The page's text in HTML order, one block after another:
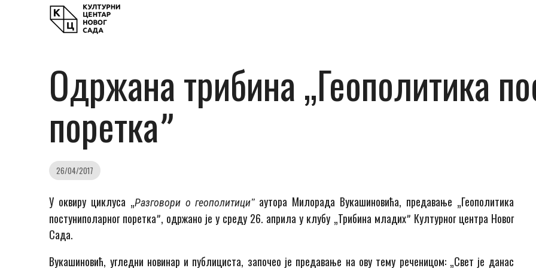
Одржана трибина „Геополитика
пореткаˮ
26/04/2017
У оквиру циклуса „Разговори о геополитициˮ аутора Милорада Вукашиновића, предавање „Геополитика
постуниполарног пореткаˮ, одржано јеу среду 26. априлау клубу „Трибина младихˮ Културног центра Новог
Сада.
Вукашиновић, угледни новинар и публициста, започео је предавање на ову тему реченицом: „Свет је данас